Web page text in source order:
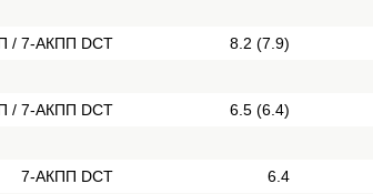
/ 7-АКПП DCT 8.2 (7.9)
/ 7-АКПП DCT 6.5 (6.4)
7-АКПП DCT 6.4